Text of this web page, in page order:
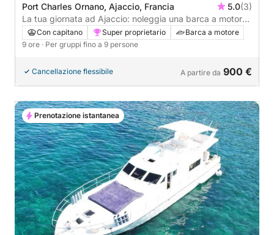
Port Charles Ornano, Ajaccio, Francia 5.0(3)
La tua giornata ad Ajaccio: noleggia una barca a motore
per 9 ore alla scoperta del mondo.
Con capitano Super proprietario
Barca a motore
9 ore · Per gruppi fino a 9 persone
Cancellazione flessibile A partire da 900 €
Prenotazione istantanea